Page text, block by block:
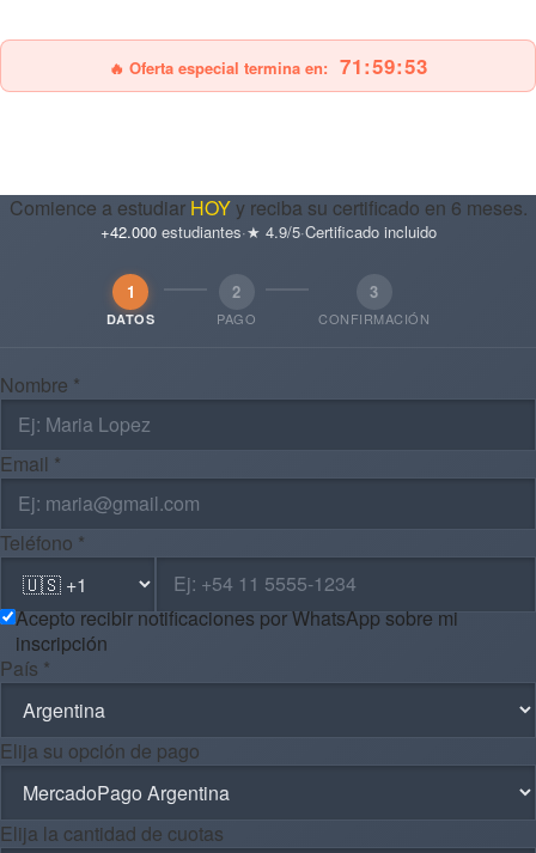
🔥 Oferta especial termina en: 71:59:51
Comience a estudiar HOYy reciba su certificado en 6 meses.
+42.000estudiantes·★ 4.9/5·Certificado incluido
1
DATOS
2
PAGO
3
CONFIRMACIÓN
Nombre *
Email *
Teléfono *
Acepto recibir notificaciones por WhatsApp sobre mi
inscripción
País *
Elija su opción de pago
Elija la cantidad de cuotas